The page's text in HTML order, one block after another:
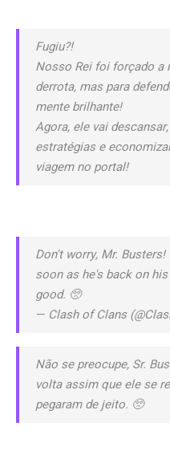
Fugiu?!
Nosso Rei foi forçado a
derrota, mas para
mente brilhante!
Agora, ele vai
estratégias e
viagem no portal!
Don't worry, Mr.
soon as he's back on
good. 🥺
— Clash of Clans
Não se preocupe, Sr.
volta assim que ele se
pegaram de jeito. 🥺